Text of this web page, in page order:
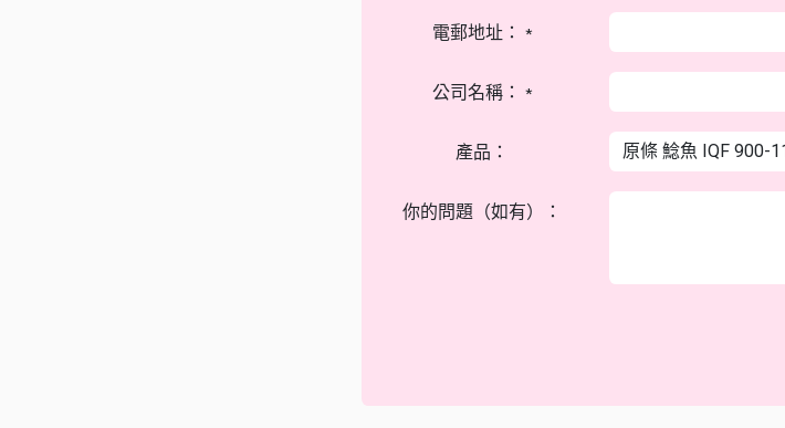
電郵地址： *
公司名稱： *
產品：
你的問題（如有）：